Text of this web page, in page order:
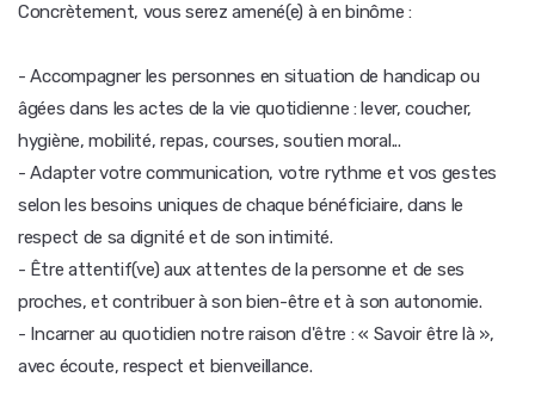
Concrètement, vous serez amené(e) à en binôme :
- Accompagner les personnes en situation de handicap ou
âgées dans les actes de la vie quotidienne : lever, coucher,
hygiène, mobilité, repas, courses, soutien moral...
- Adapter votre communication, votre rythme et vos gestes
selon les besoins uniques de chaque bénéficiaire, dans le
respect de sa dignité et de son intimité.
- Être attentif(ve) aux attentes de la personne et de ses
proches, et contribuer à son bien-être et à son autonomie.
- Incarner au quotidien notre raison d'être : « Savoir être là »,
avec écoute, respect et bienveillance.